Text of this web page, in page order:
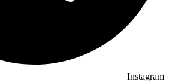
Instagram